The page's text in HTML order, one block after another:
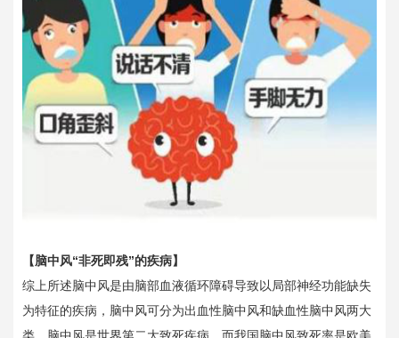
【脑中风“非死即残”的疾病】
综上所述脑中风是由脑部血液循环障碍导致以局部神经功能缺失
为特征的疾病，脑中风可分为出血性脑中风和缺血性脑中风两大